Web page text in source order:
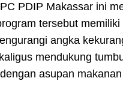
PDIP Makassar ini
tersebut
angka
mendukung
asupan